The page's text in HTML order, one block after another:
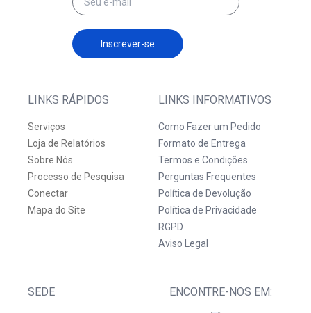
LINKS RÁPIDOS
Serviços
Loja de Relatórios
Sobre Nós
Processo de Pesquisa
Conectar
Mapa do Site
LINKS INFORMATIVOS
Como Fazer um Pedido
Formato de Entrega
Termos e Condições
Perguntas Frequentes
Política de Devolução
Política de Privacidade
RGPD
Aviso Legal
SEDE ENCONTRE-NOS EM:
Inscrever-se